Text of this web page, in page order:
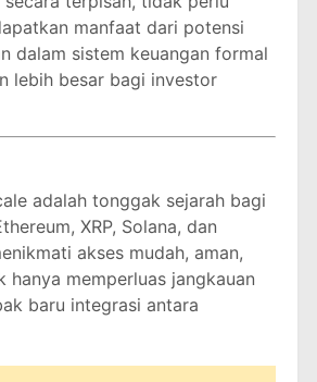
manfaat dari potensi
dalam sistem keuangan formal
lebih besar bagi investor
adalah tonggak sejarah bagi
XRP, Solana, dan
akses mudah, aman,
memperluas jangkauan
baru integrasi antara